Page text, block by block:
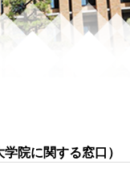
院に関する窓口）